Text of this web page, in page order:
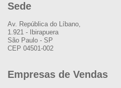
Sede
Av. República do Líbano,
1.921 - Ibirapuera
São Paulo - SP
CEP 04501-002
Empresas de Vendas